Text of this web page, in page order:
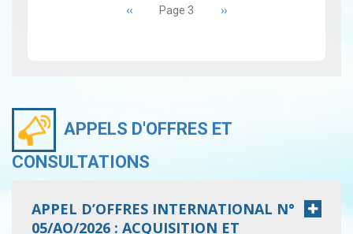
relativement plus chaud
Page
précédente
‹‹ Page 3 Page
››
APPELS D'OFFRES ET
CONSULTATIONS
APPEL D’OFFRES INTERNATIONAL N°
05/AO/2026 : ACQUISITION ET